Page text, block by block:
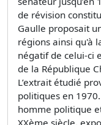
de révision
Gaulle proposait
régions ainsi qu'à
négatif de celui-ci
de la République
L’extrait étudié
politiques en
homme politique
XXème siècle,